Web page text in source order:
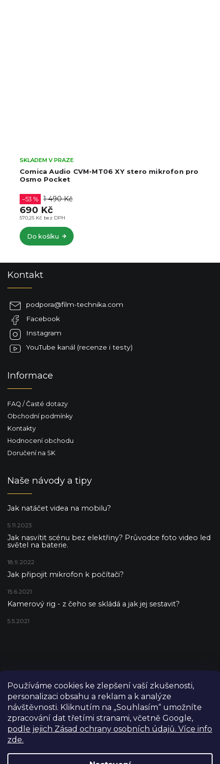
Používáme cookies ke zlepšení vaší zkušenosti,
personalizaci obsahu a reklam a k analýze
návštěvnosti. Kliknutím na „Souhlasím“ umožníte
zpracování dat třetími stranami, včetně Google,
podle jejich Zásad ochrany osobních údajů. Více info
zde.
Comica Audio CVM-MT06 XY stero mikrofon pro
Osmo Pocket
SKLADEM V PRAZE
570,25 Kč bez DPH
–53 % 1 490 Kč
690 Kč
Do košíku
Kontakt
podpora@film-technika.com
Facebook
Instagram
YouTube kanál (recenze i testy)
Informace
FAQ / Časté dotazy
Obchodní podmínky
Kontakty
Hodnocení obchodu
Doručení na SK
Naše návody a tipy
Jak natáčet videa na mobilu?
5.11.2023
Jak nasvítit scénu bez elektřiny? Průvodce foto video led
světel na baterie.
18.9.2022
Jak připojit mikrofon k počítači?
15.6.2021
Kamerový rig - z čeho se skládá a jak jej sestavit?
5.5.2021
Copyright 2026FILM-TECHNIKA. Všechna práva vyhrazena.
Upravit nastavení cookies